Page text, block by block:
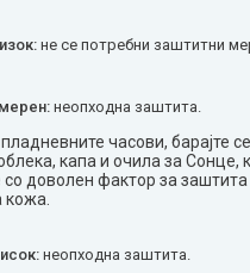
не се потребни заштитни
неопходна заштита.
часови, барајте
капа и очила за Сонце,
доволен фактор за
кожа.
неопходна заштита.